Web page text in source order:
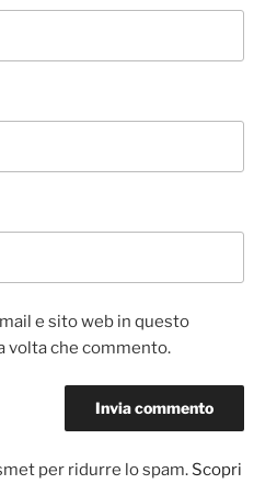
e sito web in questo
volta che commento.
per ridurre lo spam. Scopri